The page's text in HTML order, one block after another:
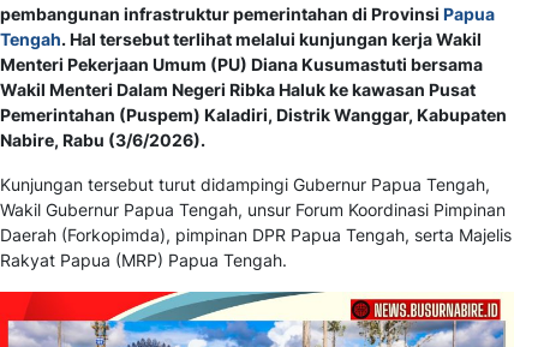
pembangunan infrastruktur pemerintahan di Provinsi Papua
Tengah. Hal tersebut terlihat melalui kunjungan kerja Wakil
Menteri Pekerjaan Umum (PU) Diana Kusumastuti bersama
Wakil Menteri Dalam Negeri Ribka Haluk ke kawasan Pusat
Pemerintahan (Puspem) Kaladiri, Distrik Wanggar, Kabupaten
Nabire, Rabu (3/6/2026).
Kunjungan tersebut turut didampingi Gubernur Papua Tengah,
Wakil Gubernur Papua Tengah, unsur Forum Koordinasi Pimpinan
Daerah (Forkopimda), pimpinan DPR Papua Tengah, serta Majelis
Rakyat Papua (MRP) Papua Tengah.